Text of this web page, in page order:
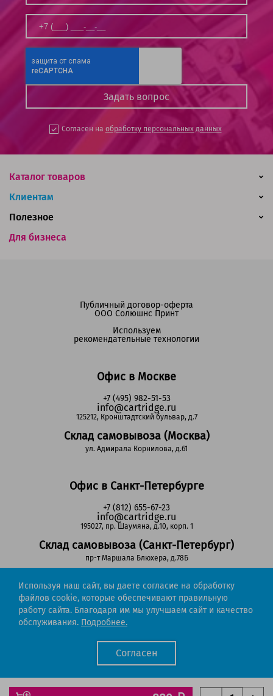
Согласен на обработку персональных данных
Каталог товаров
Клиентам
Для бизнеса
Полезное
Офис в Москве
+7 (495) 982-51-53
info@cartridge.ru
125212, Кронштадтский бульвар, д.7
Склад самовывоза (Москва)
ул. Адмирала Корнилова, д.61
Офис в Санкт-Петербурге
+7 (812) 655-67-23
info@cartridge.ru
195027, пр. Шаумяна, д.10, корп. 1
Склад самовывоза (Санкт-Петербург)
пр-т Маршала Блюхера, д.78Б
Регионы РФ
8-800-302-51-53
(звонок бесплатный)
Публичный договор-оферта
ООО Солюшнс Принт
Используем
рекомендательные технологии
Cartridge.ru 2012-2026. Все права защищены
Мы работаем с порталом поставщиков
Используя наш сайт, вы даете согласие на обработку
файлов cookie, которые обеспечивают правильную
работу сайта. Благодаря им мы улучшаем сайт и качество
обслуживания. Подробнее.
Согласен